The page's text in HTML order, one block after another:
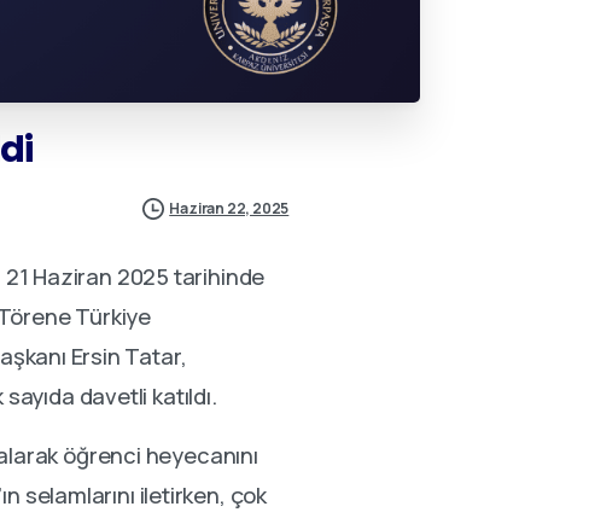
Haziran 22, 2025
Haziran 2025 tarihinde
Türkiye
Ersin Tatar,
davetli katıldı.
öğrenci heyecanını
selamlarını iletirken, çok